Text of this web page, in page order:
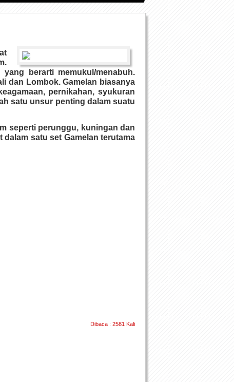
berarti memukul/menabuh.
dan Lombok. Gamelan biasanya
pernikahan, syukuran
satu unsur penting dalam suatu
seperti perunggu, kuningan dan
satu set Gamelan terutama
Dibaca : 2581 Kali